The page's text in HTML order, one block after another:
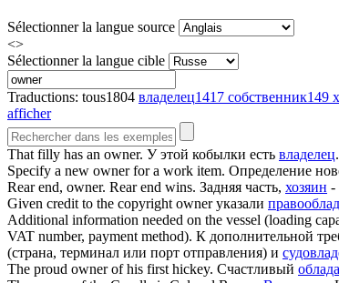
Sélectionner la langue source
<>
Sélectionner la langue cible
Traductions: tous1804 владелец1417 собственник149
afficher
That filly has an owner. У этой кобылки есть владелец.
Specify a new ownerfor a work item. Определение
Rear end, owner. Rear end wins. Задняя часть, хозяин -
Given credit to the copyright owner указали
Additional information needed on the vessel (loading
VAT number, payment method). К дополнительной
(страна, терминал или порт отправления) и
The proud ownerof his first hickey. Счастливый